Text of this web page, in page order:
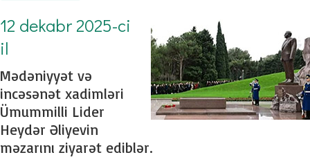
12 dekabr 2025-ci
il
Mədəniyyət və
incəsənət xadimləri
Ümummilli Lider
Heydər Əliyevin
məzarını ziyarət ediblər.